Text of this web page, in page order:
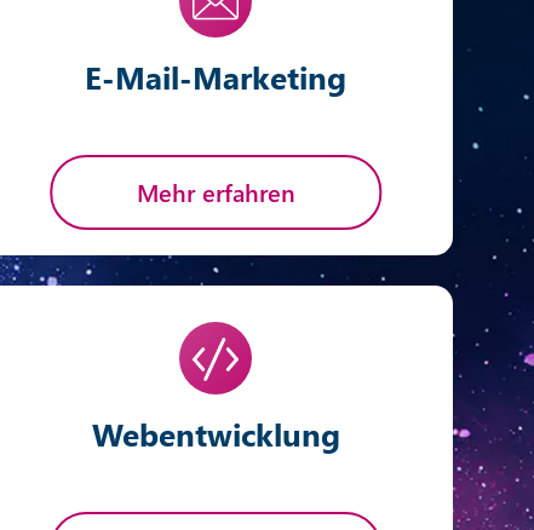
E-Mail-Marketing
Mehr erfahren
Webentwicklung